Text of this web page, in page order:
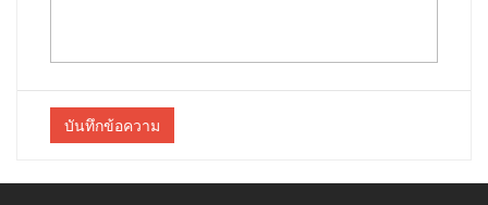
บันทึกข้อความ